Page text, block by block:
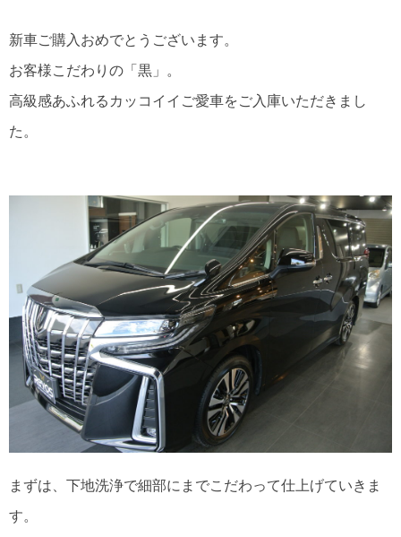
新車ご購入おめでとうございます。
お客様こだわりの「黒」。
高級感あふれるカッコイイご愛車をご入庫いただきまし
た。
まずは、下地洗浄で細部にまでこだわって仕上げていきま
す。